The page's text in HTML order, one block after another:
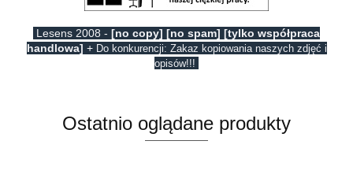
Lesens 2008 - [no copy] [no spam] [tylko współpraca
handlowa] + Do konkurencji: Zakaz kopiowania naszych zdjęć i
opisów!!!
Ostatnio oglądane produkty